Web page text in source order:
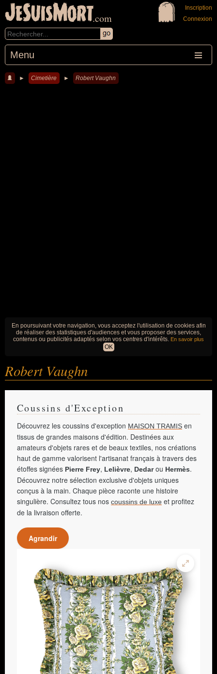
JeSuisMort.com
Menu
Inscription
Connexion
► Cimetière ► Robert Vaughn
En poursuivant votre navigation, vous acceptez l'utilisation de cookies afin
de réaliser des statistiques d'audiences et vous proposer des services,
contenus ou publicités adaptés selon vos centres d'intérêts. En savoir plus
OK
Robert Vaughn
Coussins d'Exception
Découvrez les coussins d'exception MAISON TRAMIS en
tissus de grandes maisons d'édition. Destinées aux
amateurs d'objets rares et de beaux textiles, nos créations
haut de gamme valorisent l'artisanat français à travers des
étoffes signées Pierre Frey, Lelièvre, Dedarou Hermès.
Découvrez notre sélection exclusive d'objets uniques
conçus à la main. Chaque pièce raconte une histoire
singulière. Consultez tous nos coussins de luxe et profitez
de la livraison offerte.
Agrandir